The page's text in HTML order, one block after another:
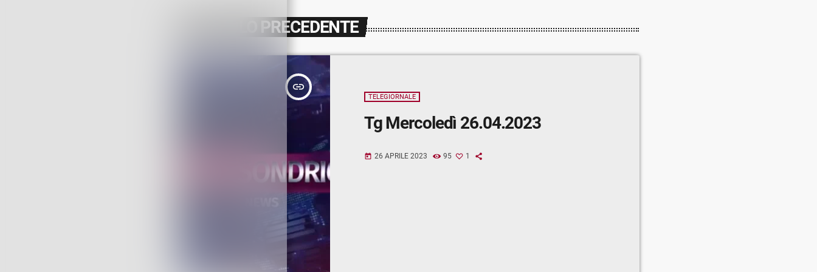
ARTICOLO PRECEDENTE
insert_link
TELEGIORNALE
Tg Mercoledì 26.04.2023
today 26 APRILE 2023 95 1